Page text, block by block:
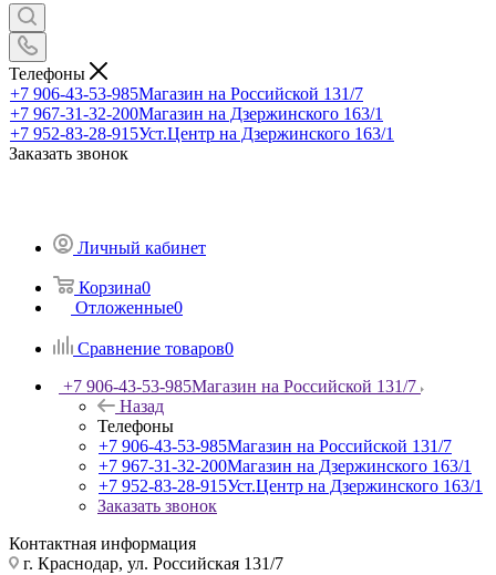
Телефоны
+7 906-43-53-985Магазин на Российской 131/7
+7 967-31-32-200Магазин на Дзержинского 163/1
+7 952-83-28-915Уст.Центр на Дзержинского 163/1
Заказать звонок
Личный кабинет
Корзина0
Отложенные0
Сравнение товаров0
+7 906-43-53-985Магазин на Российской 131/7
Назад
Телефоны
+7 906-43-53-985Магазин на Российской 131/7
+7 967-31-32-200Магазин на Дзержинского 163/1
+7 952-83-28-915Уст.Центр на Дзержинского 163/1
Заказать звонок
Контактная информация
г. Краснодар, ул. Российская 131/7